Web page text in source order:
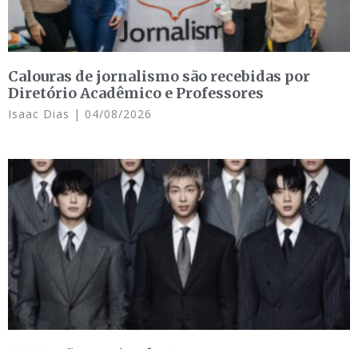
Calouras de jornalismo são recebidas por
Diretório Acadêmico e Professores
Isaac Dias 04/08/2026